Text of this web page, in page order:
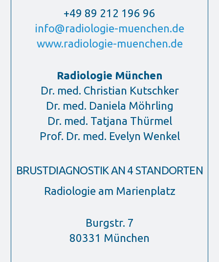
+49 89 212 196 96
info@radiologie-muenchen.de
www.radiologie-muenchen.de
Radiologie München
Dr. med. Christian Kutschker
Dr. med. Daniela Möhrling
Dr. med. Tatjana Thürmel
Prof. Dr. med. Evelyn Wenkel
BRUSTDIAGNOSTIK AN 4 STANDORTEN
Radiologie am Marienplatz
Burgstr. 7
80331 München